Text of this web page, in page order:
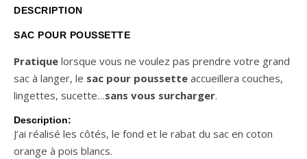
DESCRIPTION
SAC POUR POUSSETTE
Pratique lorsque vous ne voulez pas prendre votre grand
sac à langer, le sac pour poussette accueillera couches,
lingettes, sucette…sans vous surcharger.
Description:
J’ai réalisé les côtés, le fond et le rabat du sac en coton
orange à pois blancs.